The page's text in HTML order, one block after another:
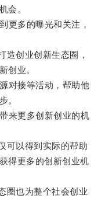
会。
多的曝光和关注，
创业创新生态圈，
创业。
接等活动，帮助他
。
更多创新创业的机
以得到实际的帮助
得更多的创新创业机
也为整个社会创业